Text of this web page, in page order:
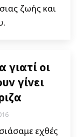
ζωής και
οι
γίνει
εχθές